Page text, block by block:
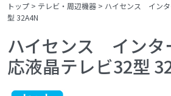
トップ > テレビ・周辺機器 > ハイセンス インタ
型 32A4N
ハイセンス インタ
応液晶テレビ32型